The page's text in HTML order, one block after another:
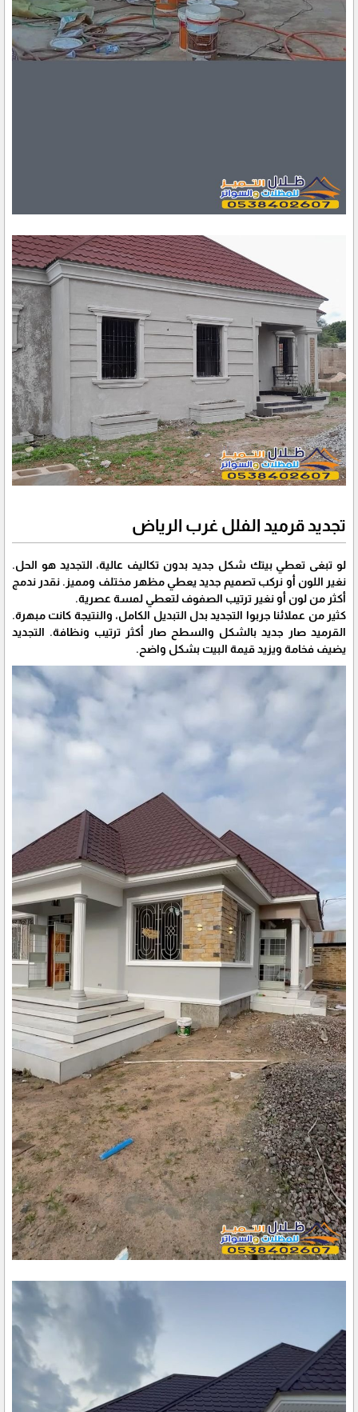
تجديد قرميد الفلل غرب الرياض
لو تبغى تعطي بيتك شكل جديد بدون تكاليف عالية، التجديد هو الحل.
نغير اللون أو نركب تصميم جديد يعطي مظهر مختلف ومميز. نقدر ندمج
أكثر من لون أو نغير ترتيب الصفوف لتعطي لمسة عصرية.
كثير من عملائنا جربوا التجديد بدل التبديل الكامل، والنتيجة كانت مبهرة.
القرميد صار جديد بالشكل والسطح صار أكثر ترتيب ونظافة. التجديد
يضيف فخامة ويزيد قيمة البيت بشكل واضح.